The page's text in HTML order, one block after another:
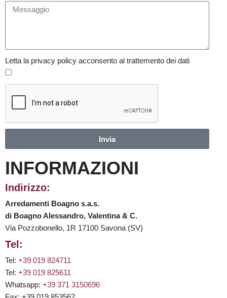
Letta la privacy policy acconsento al trattemento dei dati
Invia
INFORMAZIONI
Indirizzo:
Arredamenti Boagno s.a.s.
di Boagno Alessandro, Valentina & C.
Via Pozzobonello, 1R 17100 Savona (SV)
Tel:
Tel: +39 019 824711
Tel: +39 019 825611
Whatsapp: +39 371 3150696